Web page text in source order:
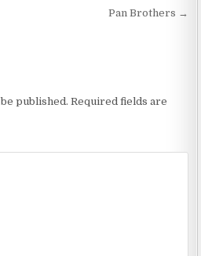
Pan Brothers →
published. Required fields are